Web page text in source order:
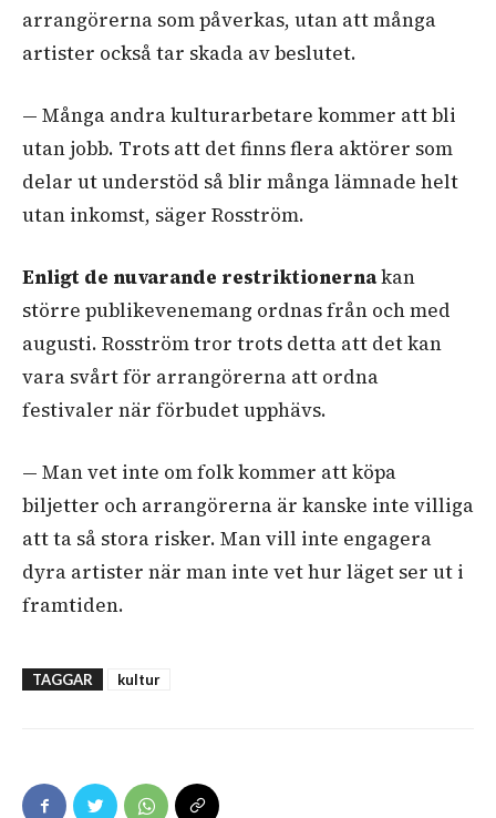
arrangörerna som påverkas, utan att många
artister också tar skada av beslutet.
— Många andra kulturarbetare kommer att bli
utan jobb. Trots att det finns flera aktörer som
delar ut understöd så blir många lämnade helt
utan inkomst, säger Rosström.
Enligt de nuvarande restriktionernakan
större publikevenemang ordnas från och med
augusti. Rosström tror trots detta att det kan
vara svårt för arrangörerna att ordna
festivaler när förbudet upphävs.
— Man vet inte om folk kommer att köpa
biljetter och arrangörerna är kanske inte villiga
att ta så stora risker. Man vill inte engagera
dyra artister när man inte vet hur läget ser ut i
framtiden.
TAGGAR kultur